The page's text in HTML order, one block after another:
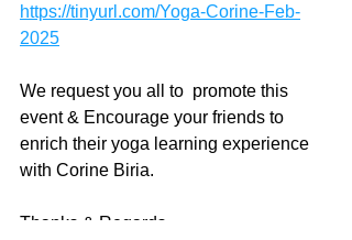
https://tinyurl.com/Yoga-Corine-Feb-
2025
We request you all to  promote this
event & Encourage your friends to
enrich their yoga learning experience
with Corine Biria.
Thanks & Regards,